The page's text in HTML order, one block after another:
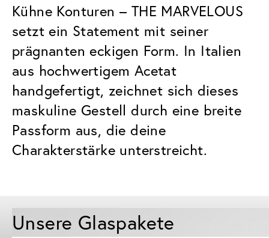
Kühne Konturen – THE MARVELOUS
setzt ein Statement mit seiner
prägnanten eckigen Form. In Italien
aus hochwertigem Acetat
handgefertigt, zeichnet sich dieses
maskuline Gestell durch eine breite
Passform aus, die deine
Charakterstärke unterstreicht.
Unsere Glaspakete